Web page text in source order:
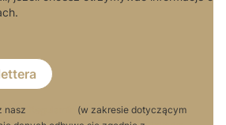
nasz
(w zakresie dotyczącym